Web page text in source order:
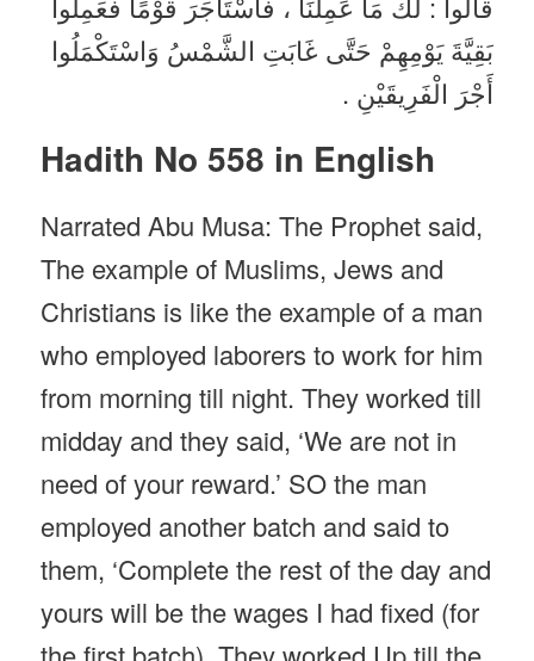
بَقِيَّةَ يَوْمِهِمْ حَتَّى غَابَتِ الشَّمْسُ وَاسْتَكْمَلُوا
أَجْرَ الْفَرِيقَيْنِ .
Hadith No 558 in English
Narrated Abu Musa: The Prophet said,
The example of Muslims, Jews and
Christians is like the example of a man
who employed laborers to work for him
from morning till night. They worked till
midday and they said, ‘We are not in
need of your reward.’ SO the man
employed another batch and said to
them, ‘Complete the rest of the day and
yours will be the wages I had fixed (for